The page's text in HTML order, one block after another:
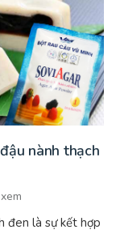
nành thạch
đen là sự kết hợp